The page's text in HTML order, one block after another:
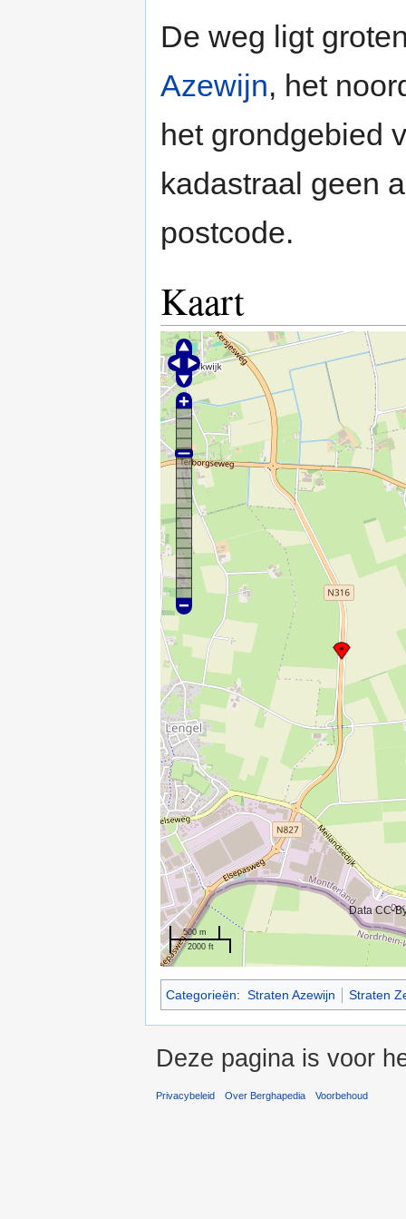
De weg ligt
Azewijn, het
het grondgebied
kadastraal geen
postcode.
Kaart
500 m
2000 ft
Data CC-
Categorieën: Straten Azewijn Straten
Deze pagina is voor
Privacybeleid Over Berghapedia Voorbehoud